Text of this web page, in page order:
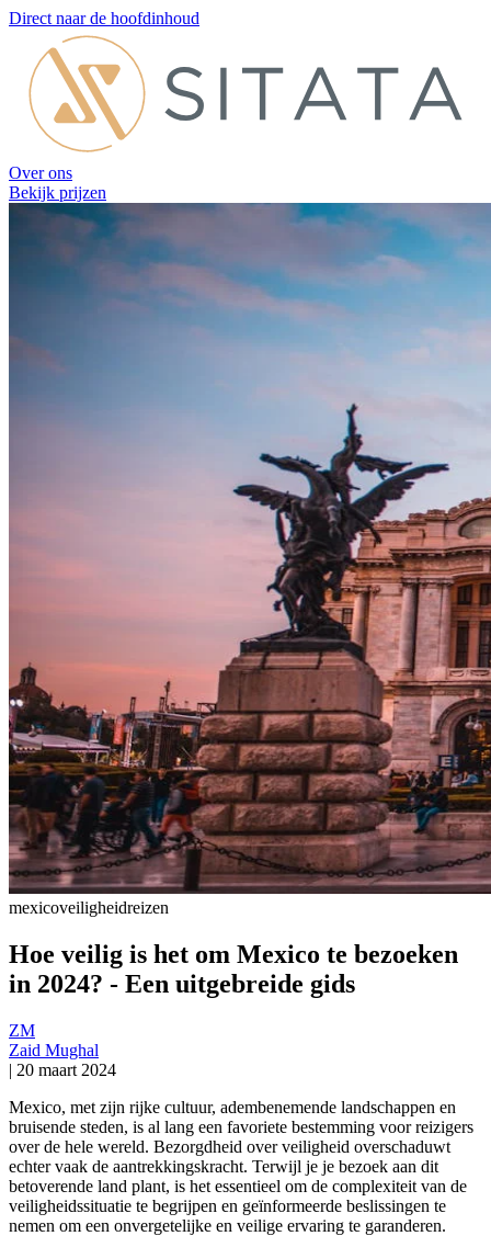
Direct naar de hoofdinhoud
Over ons
Bekijk prijzen
mexicoveiligheidreizen
Hoe veilig is het om Mexico te bezoeken
in 2024? - Een uitgebreide gids
ZM
Zaid Mughal
| 20 maart 2024
Mexico, met zijn rijke cultuur, adembenemende landschappen en
bruisende steden, is al lang een favoriete bestemming voor reizigers
over de hele wereld. Bezorgdheid over veiligheid overschaduwt
echter vaak de aantrekkingskracht. Terwijl je je bezoek aan dit
betoverende land plant, is het essentieel om de complexiteit van de
veiligheidssituatie te begrijpen en geïnformeerde beslissingen te
nemen om een onvergetelijke en veilige ervaring te garanderen.